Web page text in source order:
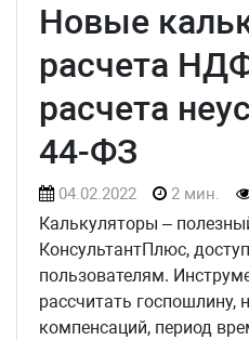
Новые
расчета
расчета
44-ФЗ
04.02.2022 2 мин.
Калькуляторы –
КонсультантПлюс,
пользователям.
рассчитать госпошлину,
компенсаций, период